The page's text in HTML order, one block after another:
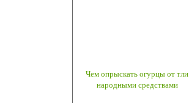
Чем опрыскать огурцы от тли
народными средствами